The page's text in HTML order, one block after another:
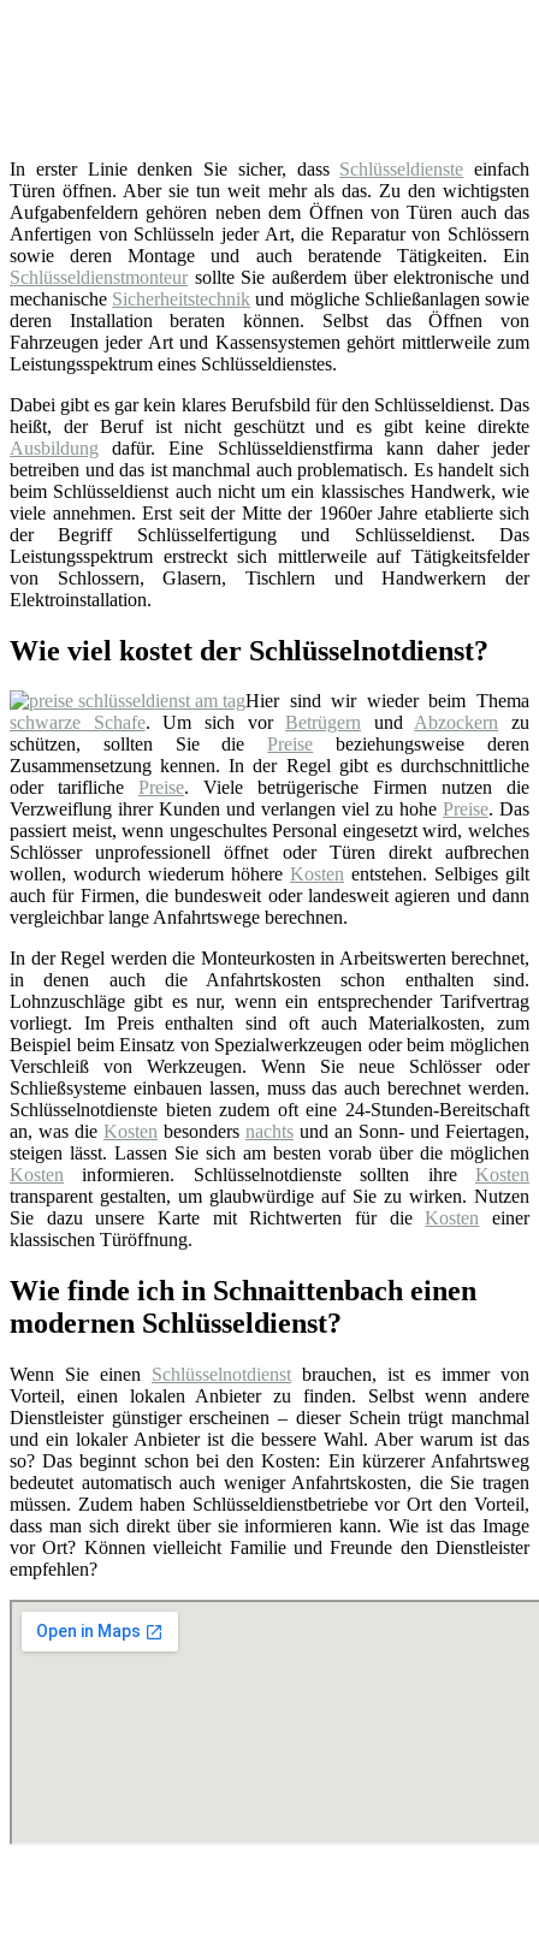
In erster Linie denken Sie sicher, dass Schlüsseldienste einfach
Türen öffnen. Aber sie tun weit mehr als das. Zu den wichtigsten
Aufgabenfeldern gehören neben dem Öffnen von Türen auch das
Anfertigen von Schlüsseln jeder Art, die Reparatur von Schlössern
sowie deren Montage und auch beratende Tätigkeiten. Ein
Schlüsseldienstmonteur sollte Sie außerdem über elektronische und
mechanische Sicherheitstechnik und mögliche Schließanlagen sowie
deren Installation beraten können. Selbst das Öffnen von
Fahrzeugen jeder Art und Kassensystemen gehört mittlerweile zum
Leistungsspektrum eines Schlüsseldienstes.
Dabei gibt es gar kein klares Berufsbild für den Schlüsseldienst. Das
heißt, der Beruf ist nicht geschützt und es gibt keine direkte
Ausbildung dafür. Eine Schlüsseldienstfirma kann daher jeder
betreiben und das ist manchmal auch problematisch. Es handelt sich
beim Schlüsseldienst auch nicht um ein klassisches Handwerk, wie
viele annehmen. Erst seit der Mitte der 1960er Jahre etablierte sich
der Begriff Schlüsselfertigung und Schlüsseldienst. Das
Leistungsspektrum erstreckt sich mittlerweile auf Tätigkeitsfelder
von Schlossern, Glasern, Tischlern und Handwerkern der
Elektroinstallation.
Wie viel kostet der Schlüsselnotdienst?
Hier sind wir wieder beim Thema
schwarze Schafe. Um sich vorBetrügern undAbzockern zu
schützen, sollten Sie diePreise beziehungsweise deren
Zusammensetzung kennen. In der Regel gibt es durchschnittliche
oder tarifliche Preise. Viele betrügerische Firmen nutzen die
Verzweiflung ihrer Kunden und verlangen viel zu hohe Preise. Das
passiert meist, wenn ungeschultes Personal eingesetzt wird, welches
Schlösser unprofessionell öffnet oder Türen direkt aufbrechen
wollen, wodurch wiederum höhere Kosten entstehen. Selbiges gilt
auch für Firmen, die bundesweit oder landesweit agieren und dann
vergleichbar lange Anfahrtswege berechnen.
In der Regel werden die Monteurkosten in Arbeitswerten berechnet,
in denen auch die Anfahrtskosten schon enthalten sind.
Lohnzuschläge gibt es nur, wenn ein entsprechender Tarifvertrag
vorliegt. Im Preis enthalten sind oft auch Materialkosten, zum
Beispiel beim Einsatz von Spezialwerkzeugen oder beim möglichen
Verschleiß von Werkzeugen. Wenn Sie neue Schlösser oder
Schließsysteme einbauen lassen, muss das auch berechnet werden.
Schlüsselnotdienste bieten zudem oft eine 24-Stunden-Bereitschaft
an, was die Kosten besonders nachts und an Sonn- und Feiertagen,
steigen lässt. Lassen Sie sich am besten vorab über die möglichen
Kosten informieren. Schlüsselnotdienste sollten ihre Kosten
transparent gestalten, um glaubwürdige auf Sie zu wirken. Nutzen
Sie dazu unsere Karte mit Richtwerten für dieKosten einer
klassischen Türöffnung.
Wie finde ich in Schnaittenbach einen
modernen Schlüsseldienst?
Wenn Sie einen Schlüsselnotdienst brauchen, ist es immer von
Vorteil, einen lokalen Anbieter zu finden. Selbst wenn andere
Dienstleister günstiger erscheinen – dieser Schein trügt manchmal
und ein lokaler Anbieter ist die bessere Wahl. Aber warum ist das
so? Das beginnt schon bei den Kosten: Ein kürzerer Anfahrtsweg
bedeutet automatisch auch weniger Anfahrtskosten, die Sie tragen
müssen. Zudem haben Schlüsseldienstbetriebe vor Ort den Vorteil,
dass man sich direkt über sie informieren kann. Wie ist das Image
vor Ort? Können vielleicht Familie und Freunde den Dienstleister
empfehlen?